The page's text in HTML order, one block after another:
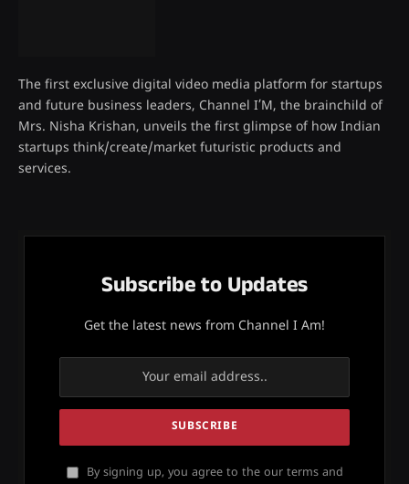
The first exclusive digital video media platform for startups
and future business leaders, Channel I’M, the brainchild of
Mrs. Nisha Krishan, unveils the first glimpse of how Indian
startups think/create/market futuristic products and
services.
Subscribe to Updates
Get the latest news from Channel I Am!
By signing up, you agree to the our terms and